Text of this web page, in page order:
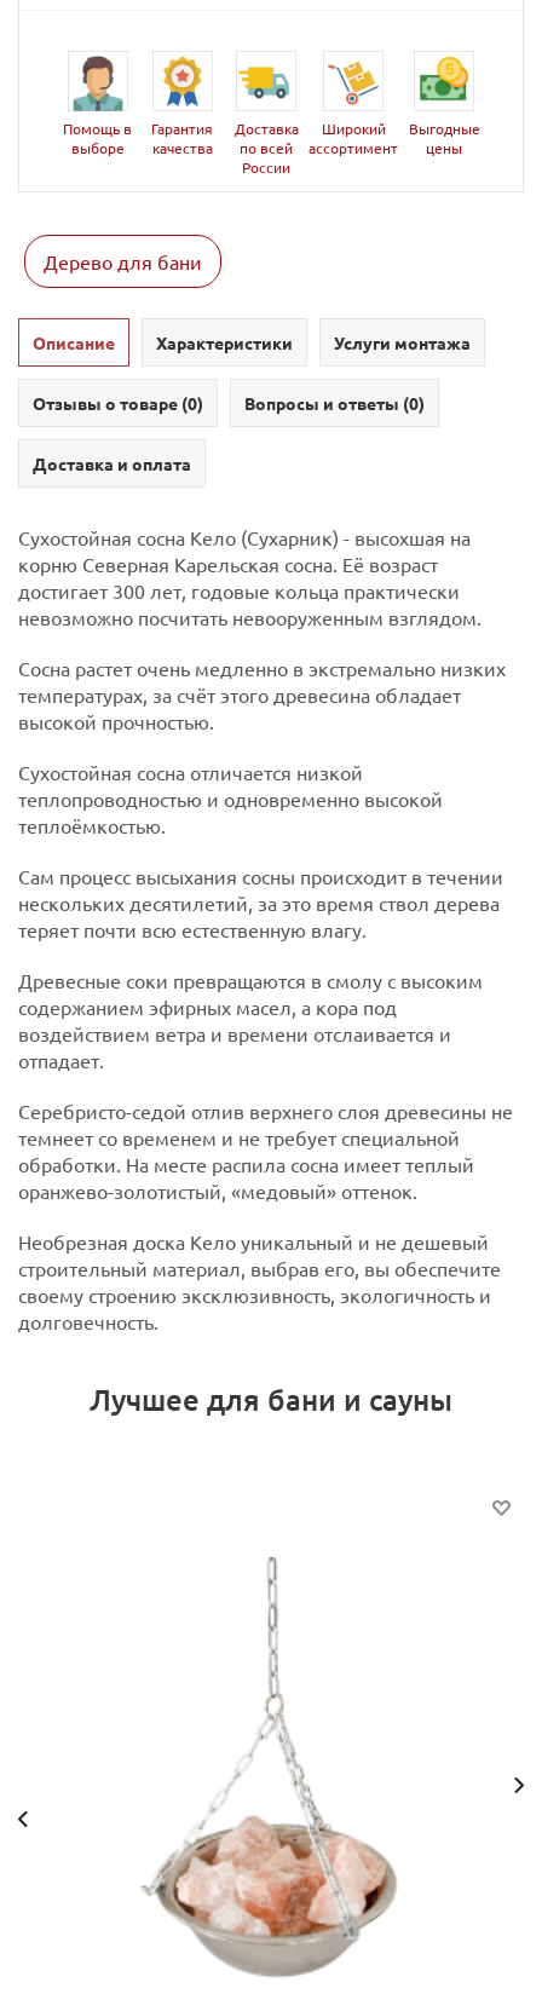
Помощь в
выборе
Гарантия
качества
Доставка
по всей
России
Широкий
ассортимент
Выгодные
цены
Дерево для бани
Описание Характеристики Услуги монтажа
Отзывы о товаре (0) Вопросы и ответы (0)
Доставка и оплата
Сухостойная сосна Кело (Сухарник) - высохшая на
корню Северная Карельская сосна. Её возраст
достигает 300 лет, годовые кольца практически
невозможно посчитать невооруженным взглядом.
Сосна растет очень медленно в экстремально низких
температурах, за счёт этого древесина обладает
высокой прочностью.
Сухостойная сосна отличается низкой
теплопроводностью и одновременно высокой
теплоёмкостью.
Сам процесс высыхания сосны происходит в течении
нескольких десятилетий, за это время ствол дерева
теряет почти всю естественную влагу.
Древесные соки превращаются в смолу с высоким
содержанием эфирных масел, а кора под
воздействием ветра и времени отслаивается и
отпадает.
Серебристо-седой отлив верхнего слоя древесины не
темнеет со временем и не требует специальной
обработки. На месте распила сосна имеет теплый
оранжево-золотистый, «медовый» оттенок.
Необрезная доска Кело уникальный и не дешевый
строительный материал, выбрав его, вы обеспечите
своему строению эксклюзивность, экологичность и
долговечность.
Лучшее для бани и сауны